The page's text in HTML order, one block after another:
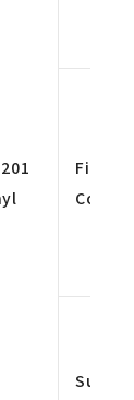
Fine 4
Color
Super